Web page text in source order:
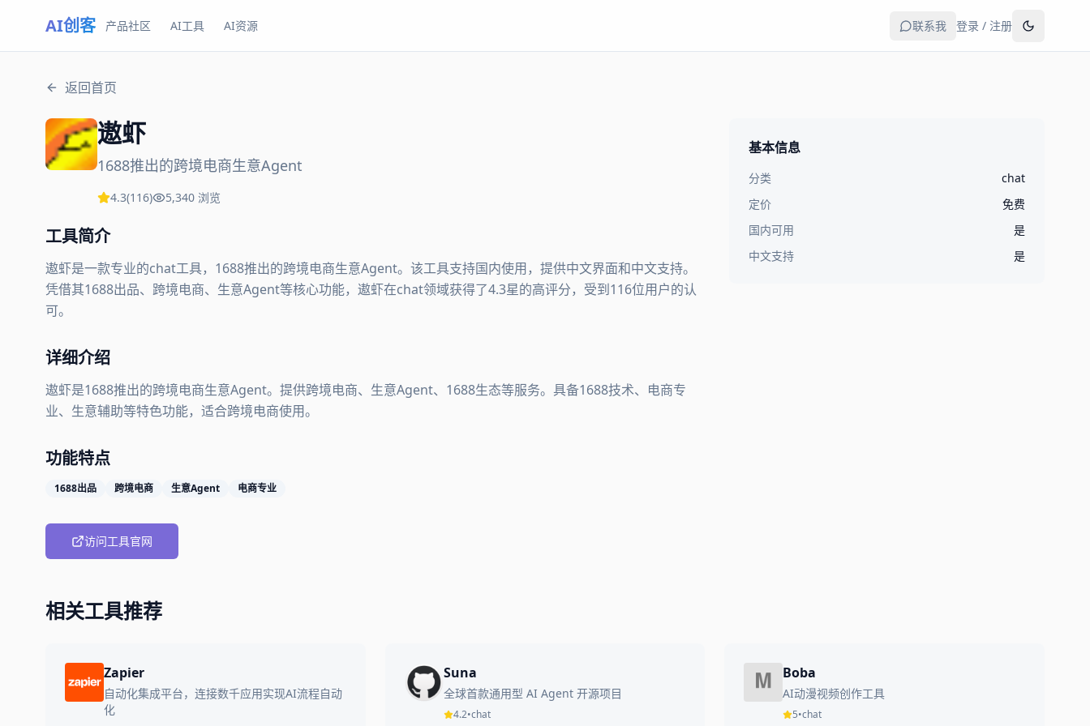
AI创客 产品社区 AI工具 AI资源 联系我 登录 / 注册
返回首页
遨虾
1688推出的跨境电商生意Agent
4.3(116) 5,340 浏览
工具简介
遨虾是一款专业的chat工具，1688推出的跨境电商生意Agent。该工具支持国内使用，提供中文界面和中文支持。
凭借其1688出品、跨境电商、生意Agent等核心功能，遨虾在chat领域获得了4.3星的高评分，受到116位用户的认
可。
详细介绍
遨虾是1688推出的跨境电商生意Agent。提供跨境电商、生意Agent、1688生态等服务。具备1688技术、电商专
业、生意辅助等特色功能，适合跨境电商使用。
功能特点
1688出品 跨境电商 生意Agent 电商专业
访问工具官网
基本信息
分类
chat
定价
免费
国内可用
是
中文支持
是
相关工具推荐
Zapier
自动化集成平台，连接数千应用实现AI流程自动
化
Suna
全球首款通用型 AI Agent 开源项目
4.2•chat
Boba
AI动漫视频创作工具
5•chat